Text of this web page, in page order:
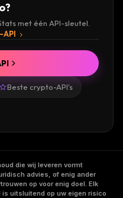
met één API-sleutel.
Beste crypto-API's
die wij leveren vormt
advies, of enig ander
op voor enig doel. Elk
uitsluitend op uw eigen risico